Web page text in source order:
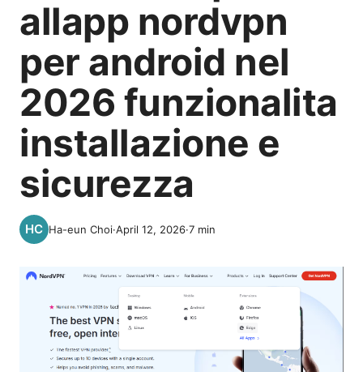
allapp nordvpn
per android nel
2026 funzionalita
installazione e
sicurezza
Ha-eun Choi·April 12, 2026·7 min